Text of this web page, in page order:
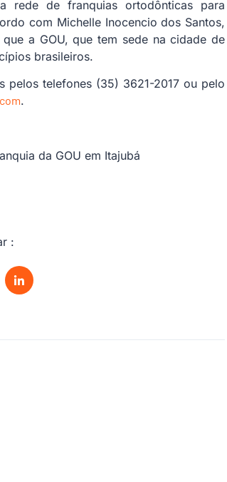
rede de franquias ortodônticas para
com Michelle Inocencio dos Santos,
a GOU, que tem sede na cidade de
brasileiros.
pelos telefones (35) 3621-2017 ou pelo
.
: